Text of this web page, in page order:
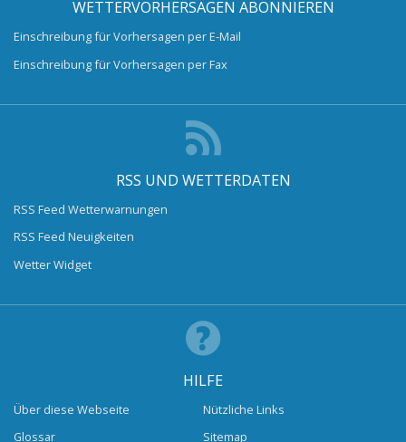
WETTERVORHERSAGEN ABONNIEREN
Einschreibung für Vorhersagen per E-Mail
Einschreibung für Vorhersagen per Fax
RSS UND WETTERDATEN
RSS Feed Wetterwarnungen
RSS Feed Neuigkeiten
Wetter Widget
HILFE
Über diese Webseite
Glossar
Nützliche Links
Sitemap